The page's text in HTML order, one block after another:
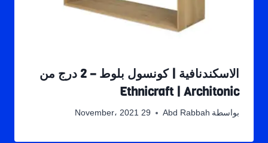
الاسكندنافية | كونسول بلوط – 2 درج من
Ethnicraft | Architonic
بواسطة Abd Rabbah 29 November، 2021